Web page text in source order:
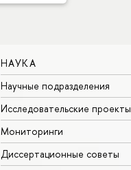
НАУКА
Научные подразделения
Исследовательские проекты
Мониторинги
Диссертационные советы